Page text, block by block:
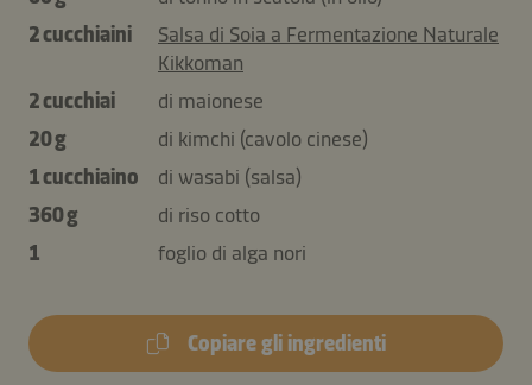
2 cucchiaini
Salsa di Soia a Fermentazione Naturale
Kikkoman
2 cucchiai
di maionese
20 g
di kimchi (cavolo cinese)
1 cucchiaino
di wasabi (salsa)
360 g
di riso cotto
1
foglio di alga nori
Copiare gli ingredienti